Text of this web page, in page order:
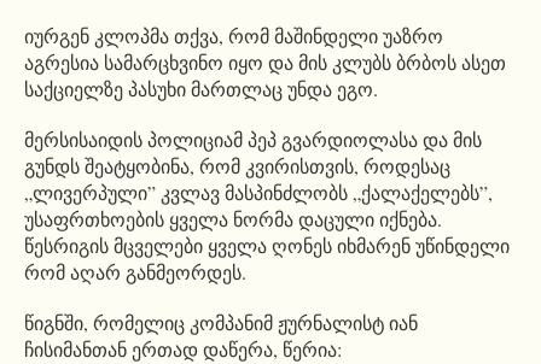
იურგენ კლოპმა თქვა, რომ მაშინდელი უაზრო
აგრესია სამარცხვინო იყო და მის კლუბს ბრბოს ასეთ
საქციელზე პასუხი მართლაც უნდა ეგო.
მერსისაიდის პოლიციამ პეპ გვარდიოლასა და მის
გუნდს შეატყობინა, რომ კვირისთვის, როდესაც
„ლივერპული” კვლავ მასპინძლობს „ქალაქელებს”,
უსაფრთხოების ყველა ნორმა დაცული იქნება.
წესრიგის მცველები ყველა ღონეს იხმარენ უწინდელი
რომ აღარ განმეორდეს.
წიგნში, რომელიც კომპანიმ ჟურნალისტ იან
ჩისიმანთან ერთად დაწერა, წერია: